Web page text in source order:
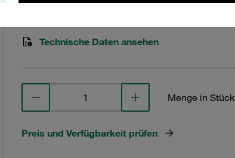
Technische Daten ansehen
Menge in Stück
Preis und Verfügbarkeit prüfen